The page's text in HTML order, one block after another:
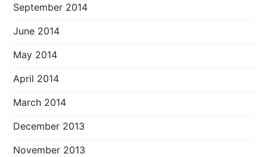
September 2014
June 2014
May 2014
April 2014
March 2014
December 2013
November 2013